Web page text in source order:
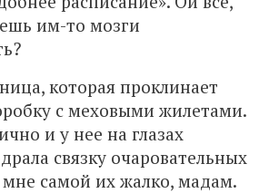
им-то мозги
которая проклинает
с меховыми жилетами.
и у нее на глазах
связку очаровательных
мне самой их жалко, мадам.